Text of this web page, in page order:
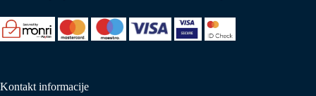
Kontakt informacije